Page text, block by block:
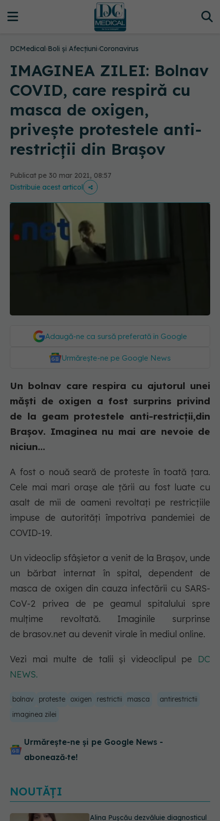
DCMedical›Boli și Afecțiuni›Coronavirus
IMAGINEA ZILEI: Bolnav
COVID, care respiră cu
masca de oxigen,
privește protestele anti-
restricții din Brașov
Publicat pe 30 mar 2021, 08:57
Distribuie acest articol
Adaugă-ne ca sursă preferată în Google
Urmărește-ne pe Google News
Un bolnav care respira cu ajutorul unei
măști de oxigen a fost surprins privind
de la geam protestele anti-restricții,din
Brașov. Imaginea nu mai are nevoie de
niciun...
A fost o nouă seară de proteste în toată țara.
Cele mai mari orașe ale țării au fost luate cu
asalt de mii de oameni revoltați pe restricțiile
impuse de autorități împotriva pandemiei de
COVID-19.
Un videoclip sfâșietor a venit de la Brașov, unde
un bărbat internat în spital, dependent de
masca de oxigen din cauza infectării cu SARS-
CoV-2 privea de pe geamul spitalului spre
mulțime revoltată. Imaginile surprinse
de brasov.net au devenit virale în mediul online.
Vezi mai multe de talii și videoclipul pe DC
NEWS.
bolnav proteste oxigen restrictii masca
antirestrictii
imaginea zilei
Urmărește-ne și pe Google News -
abonează‑te!
NOUTĂȚI